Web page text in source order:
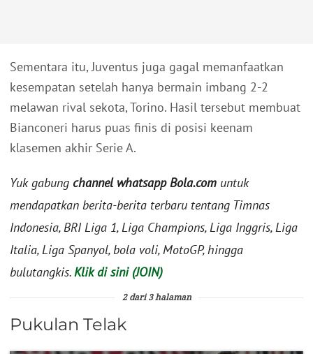
Sementara itu, Juventus juga gagal memanfaatkan
kesempatan setelah hanya bermain imbang 2-2
melawan rival sekota, Torino. Hasil tersebut membuat
Bianconeri harus puas finis di posisi keenam
klasemen akhir Serie A.
Yuk gabung channel whatsapp Bola.com untuk
mendapatkan berita-berita terbaru tentang Timnas
Indonesia, BRI Liga 1, Liga Champions, Liga Inggris, Liga
Italia, Liga Spanyol, bola voli, MotoGP, hingga
bulutangkis.Klik di sini (JOIN)
2 dari 3 halaman
Pukulan Telak